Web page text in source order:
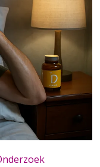
verstoren